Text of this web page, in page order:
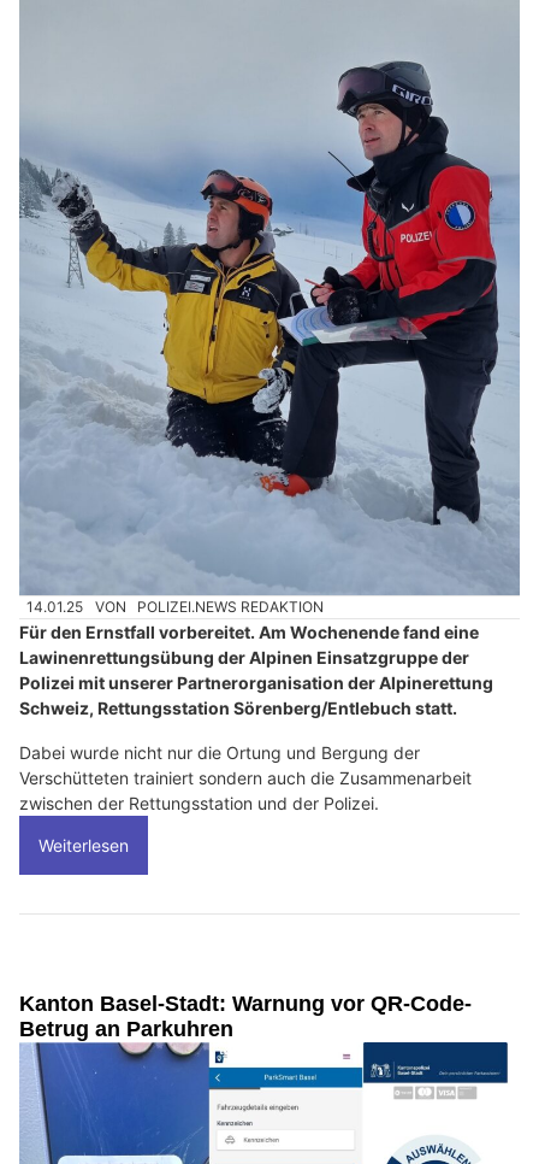
14.01.25 VON POLIZEI.NEWS REDAKTION
Für den Ernstfall vorbereitet. Am Wochenende fand eine
Lawinenrettungsübung der Alpinen Einsatzgruppe der
Polizei mit unserer Partnerorganisation der Alpinerettung
Schweiz, Rettungsstation Sörenberg/Entlebuch statt.
Dabei wurde nicht nur die Ortung und Bergung der
Verschütteten trainiert sondern auch die Zusammenarbeit
zwischen der Rettungsstation und der Polizei.
Weiterlesen
Kanton Basel-Stadt: Warnung vor QR-Code-
Betrug an Parkuhren